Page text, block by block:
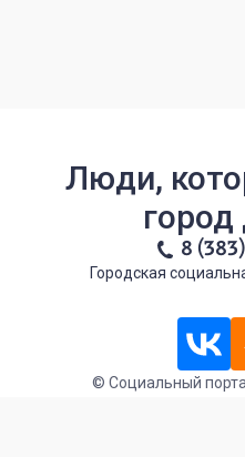
Люди,
город
8
Городская
© Социальный